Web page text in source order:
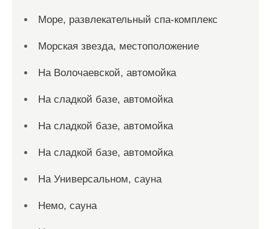
Море, развлекательный спа-комплекс
Морская звезда, местоположение
На Волочаевской, автомойка
На сладкой базе, автомойка
На сладкой базе, автомойка
На сладкой базе, автомойка
На Универсальном, сауна
Немо, сауна